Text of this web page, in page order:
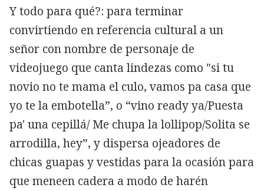
Y todo para qué?: para terminar
convirtiendo en referencia cultural a un
señor con nombre de personaje de
videojuego que canta lindezas como "si tu
novio no te mama el culo, vamos pa casa que
yo te la embotella”, o “vino ready ya/Puesta
pa' una cepillá/ Me chupa la lollipop/Solita se
arrodilla, hey”, y dispersa ojeadores de
chicas guapas y vestidas para la ocasión para
que meneen cadera a modo de harén